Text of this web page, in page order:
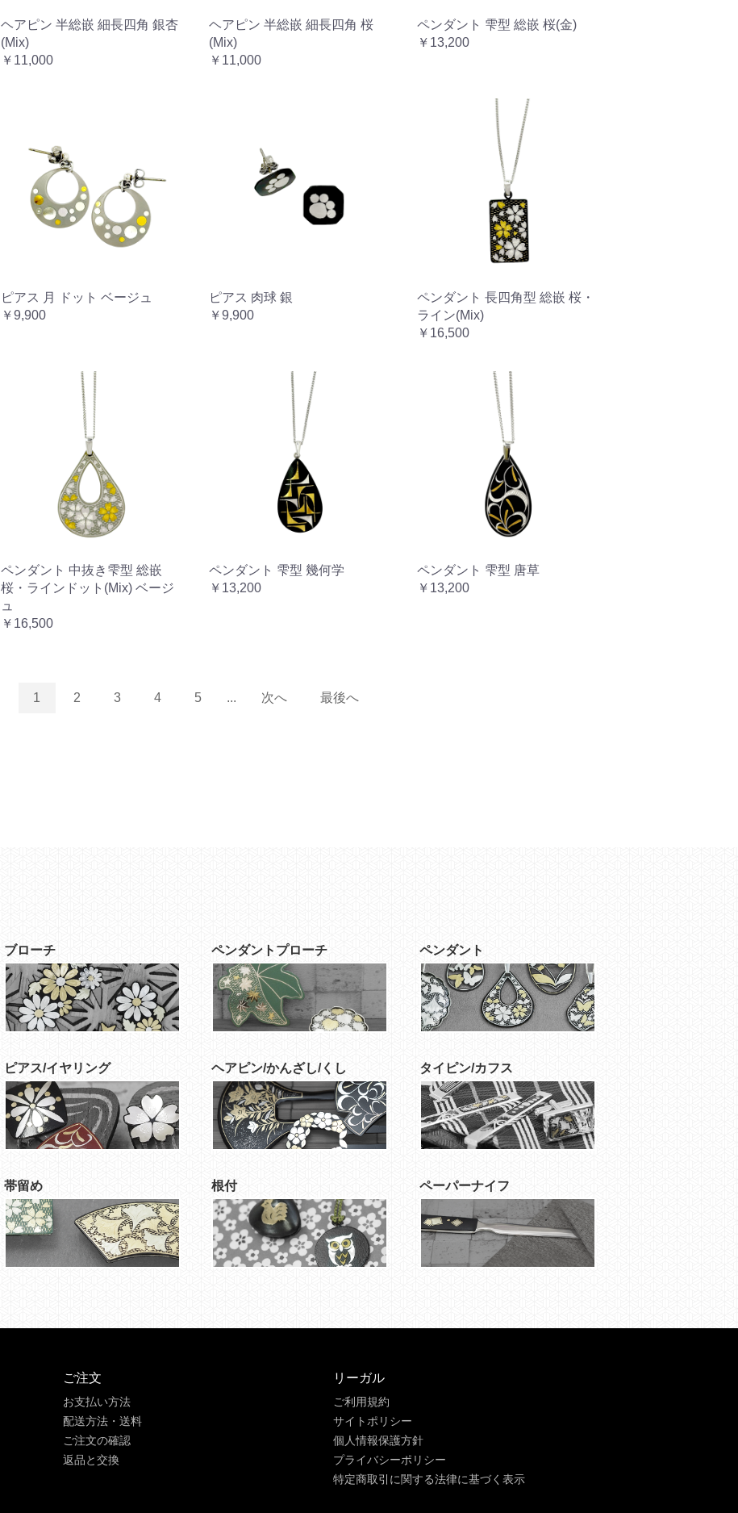
ヘアピン 半総嵌 細長四角 銀杏
(Mix)
￥11,000
ヘアピン 半総嵌 細長四角 桜
(Mix)
￥11,000
ペンダント 雫型 総嵌 桜(金)
￥13,200
ピアス 月 ドット ベージュ
￥9,900
ピアス 肉球 銀
￥9,900
ペンダント 長四角型 総嵌 桜・
ライン(Mix)
￥16,500
ペンダント 中抜き雫型 総嵌
桜・ラインドット(Mix) ベージ
ュ
￥16,500
ペンダント 雫型 幾何学
￥13,200
ペンダント 雫型 唐草
￥13,200
1 2 3 4 5 ... 次へ 最後へ
ブローチ ペンダントプローチ ペンダント
ピアス/イヤリング ヘアピン/かんざし/くし タイピン/カフス
帯留め 根付 ペーパーナイフ
ご注文
お支払い方法
配送方法・送料
ご注文の確認
返品と交換
リーガル
ご利用規約
サイトポリシー
個人情報保護方針
プライバシーポリシー
特定商取引に関する法律に基づく表示